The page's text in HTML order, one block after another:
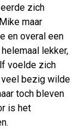
zich
maar
en overal een
lekker,
voelde zich
veel bezig wilde
toch bleven
is het